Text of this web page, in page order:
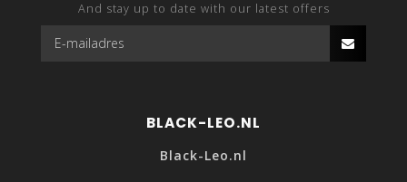
And stay up to date with our latest offers
BLACK-LEO.NL
Black-Leo.nl